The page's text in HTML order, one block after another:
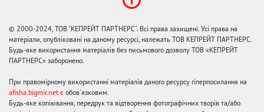
© 2000-2024, ТОВ "КЕПРЕЙТ ПАРТНЕРС". Всі права захищені. Усі права на
матеріали, опубліковані на даному ресурсі, належать ТОВ КЕПРЕЙТ ПАРТНЕРС.
Будь-яке використання матеріалів без письмового дозволу ТОВ «КЕПРЕЙТ
ПАРТНЕРС» заборонено.
При правомірному використанні матеріалів даного ресурсу гіперпосилання на
afisha.bigmir.net є обов'язковим.
Будь-яке копіювання, передрук та відтворення фотографічних творів та/або